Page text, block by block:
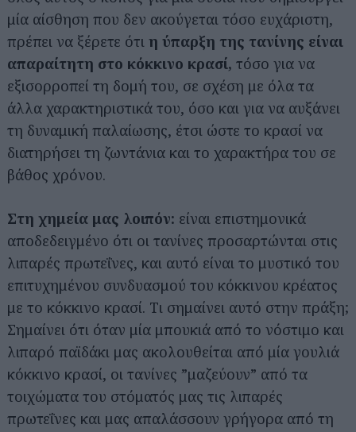
μία αίσθηση που δεν ακούγεται τόσο ευχάριστη,
πρέπει να ξέρετε ότι η ύπαρξη της τανίνης είναι
απαραίτητη στο κόκκινο κρασί, τόσο για να
εξισορροπεί τη δομή του, σε σχέση με όλα τα
άλλα χαρακτηριστικά του, όσο και για να αυξάνει
τη δυναμική παλαίωσης, έτσι ώστε το κρασί να
διατηρήσει τη ζωντάνια και το χαρακτήρα του σε
βάθος χρόνου.
Στη χημεία μας λοιπόν: είναι επιστημονικά
αποδεδειγμένο ότι οι τανίνες προσαρτώνται στις
λιπαρές πρωτεΐνες, και αυτό είναι το μυστικό του
επιτυχημένου συνδυασμού του κόκκινου κρέατος
με το κόκκινο κρασί. Τι σημαίνει αυτό στην πράξη;
Σημαίνει ότι όταν μία μπουκιά από το νόστιμο και
λιπαρό παϊδάκι μας ακολουθείται από μία γουλιά
κόκκινο κρασί, οι τανίνες ”μαζεύουν” από τα
τοιχώματα του στόματός μας τις λιπαρές
πρωτεΐνες και μας απαλάσσουν γρήγορα από τη